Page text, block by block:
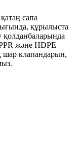
сапа
құрылыста
қолданбаларында
және HDPE
шар клапандарын,